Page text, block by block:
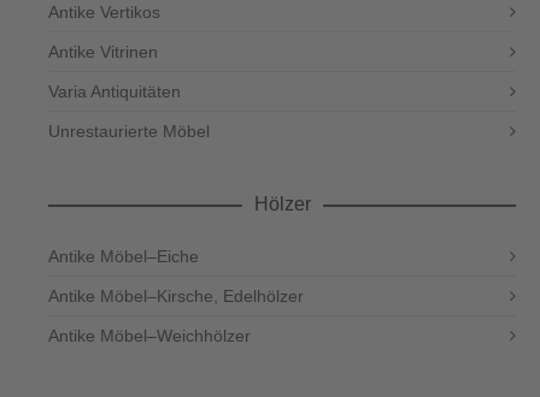
Antike Vertikos
Antike Vitrinen
Varia Antiquitäten
Unrestaurierte Möbel
Hölzer
Antike Möbel–Eiche
Antike Möbel–Kirsche, Edelhölzer
Antike Möbel–Weichhölzer